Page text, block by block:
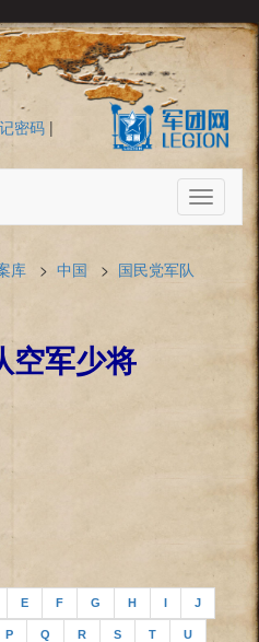
密码 |
Toggle
库 > 中国 > 国民党军队
空军少将
E F G H I J
P Q R S T U